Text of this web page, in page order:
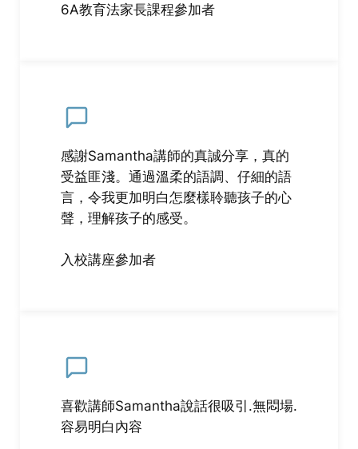
6A教育法家長課程參加者
感謝Samantha講師的真誠分享，真的
受益匪淺。通過溫柔的語調、仔細的語
言，令我更加明白怎麼樣聆聽孩子的心
聲，理解孩子的感受。
入校講座參加者
喜歡講師Samantha說話很吸引.無悶場.
容易明白內容